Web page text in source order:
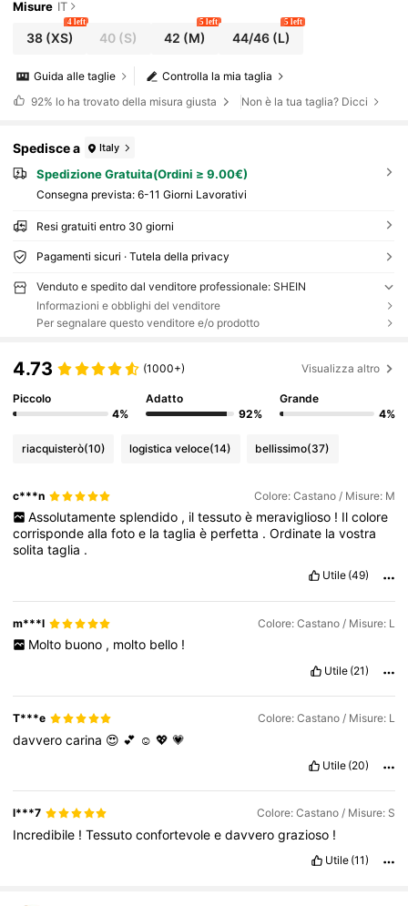
Misure IT
38(XS)
4 left
40 (S) 42 (M)
5 left
44/46(L)
5 left
Controlla la mia taglia
Guida alle taglie
92% lo ha trovato della misura giusta Non è la tua taglia? Dicci
Spedisce a Italy
Spedizione Gratuita(Ordini ≥ 9.00€)
Consegna prevista: 6-11 Giorni Lavorativi
Resi gratuiti entro 30 giorni
Pagamenti sicuri · Tutela della privacy
Venduto e spedito dal venditore professionale: SHEIN
Informazioni e obblighi del venditore
Per segnalare questo venditore e/o prodotto
4.73 (1000+) Visualizza altro
Piccolo
4%
Adatto
92%
Grande
4%
riacquisterò(10) logistica veloce(14) bellissimo(37)
c***n Colore: Castano / Misure: M
Assolutamente splendido , il tessuto è meraviglioso ! Il colore
corrispondeallafotoe latagliaè perfetta .Ordinate lavostra
solitataglia .
Utile (49)
m***l Colore: Castano / Misure: L
Molto buono , molto bello !
Utile (21)
T***e Colore: Castano / Misure: L
davverocarina 😍 💕 ☺️💖💗
Utile (20)
l***7 Colore: Castano / Misure: S
Incredibile !Tessutoconfortevoleedavverograzioso !
Utile (11)